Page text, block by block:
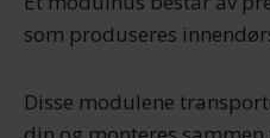
som produseres
Disse modulene